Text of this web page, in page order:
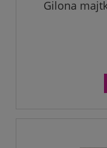
Gilona